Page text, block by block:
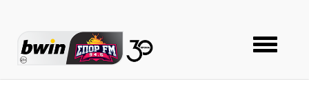
Toggle
navigation